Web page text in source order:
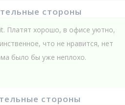
стороны
Платят хорошо, в офисе уютно,
что не нравится, нет
было бы уже неплохо.
стороны